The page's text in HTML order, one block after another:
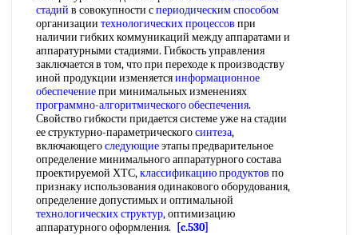
стадий в совокупности спериодическим способом
организации технологических процессов при
наличии гибких коммуникаций между аппаратами и
аппаратурными стадиями. Гибкость управления
заключается в том, что при переходе к производству
иной продукции изменяетсяинформационное
обеспечениепри минимальных изменениях
программно-алгоритмического обеспечения.
Свойство гибкости придается системе уже на стадии
ее структурно-параметрическогосинтеза,
включающегоследующиеэтапы предварительное
определение минимального аппаратурного состава
проектируемой ХТС,классификацию продуктов по
признаку использования одинакового оборудования,
определение допустимых и оптимальной
технологических структур, оптимизацию
аппаратурного оформления.
[c.530]